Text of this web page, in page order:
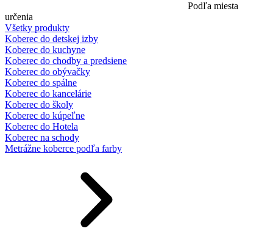
Podľa miesta
určenia
Všetky produkty
Koberec do detskej izby
Koberec do kuchyne
Koberec do chodby a predsiene
Koberec do obývačky
Koberec do spálne
Koberec do kancelárie
Koberec do školy
Koberec do kúpeľne
Koberec do Hotela
Koberec na schody
Metrážne koberce podľa farby